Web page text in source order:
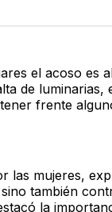
el acoso es
de luminarias,
frente
las mujeres,
también
la